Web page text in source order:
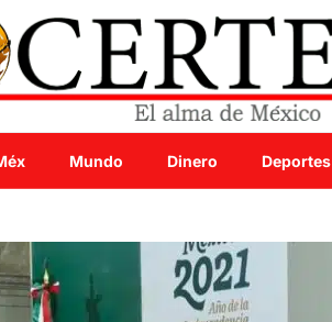
Mundo Dinero Deportes